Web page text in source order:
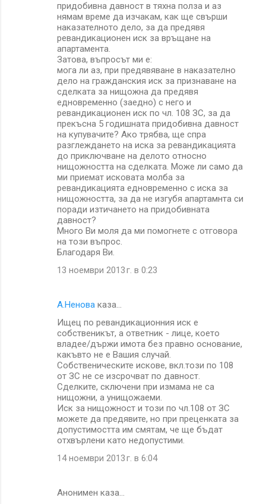
придобивна давност в тяхна полза и аз
нямам време да изчакам, как ще свърши
наказателното дело, за да предявя
ревандикационен иск за връщане на
апартамента.
Затова, въпросът ми e:
мога ли аз, при предявяване в наказателно
дело на гражданския иск за признаване на
сделката за нищожна да предявя
едновременно (заедно) с него и
ревандикационен иск по чл. 108 ЗС, за да
прекъсна 5 годишната придобивна давност
на купувачите? Ако трябва, ще спра
разглеждането на иска за ревандикацията
до приключване на делото относно
нищожността на сделката. Може ли само да
ми приемат исковата молба за
ревандикацията едновременно с иска за
нищожността, за да не изгубя апартамнта си
поради изтичането на придобивната
давност?
Много Ви моля да ми помогнете с отговора
на този въпрос.
Благодаря Ви.
13 ноември 2013 г. в 0:23
А.Ненова каза…
Ищец по ревандикационния иск е
собственикът, а ответник - лице, което
владее/държи имота без правно основание,
какъвто не е Вашия случай.
Собственическите искове, вкл.този по 108
от ЗС не се изсрочват по давност.
Сделките, сключени при измама не са
нищожни, а унищожаеми.
Иск за нищожност и този по чл.108 от ЗС
можете да предявите, но при преценката за
допустимостта им смятам, че ще бъдат
отхвърлени като недопустими.
14 ноември 2013 г. в 6:04
Анонимен каза…